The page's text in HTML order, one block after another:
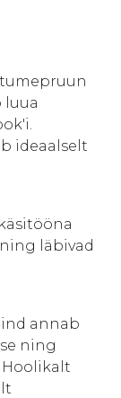
luua
ideaalselt
läbivad
annab
ning
Hoolikalt